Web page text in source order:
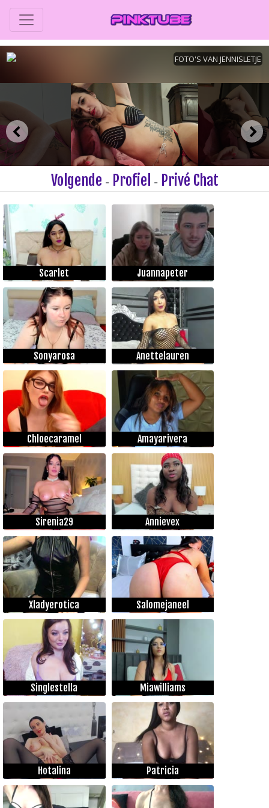
Volgende - Profiel - Privé Chat
Scarlet Juannapeter
Sonyarosa Anettelauren
Chloecaramel Amayarivera
Sirenia29 Annievex
Xladyerotica Salomejaneel
Singlestella Miawilliams
Hotalina Patricia